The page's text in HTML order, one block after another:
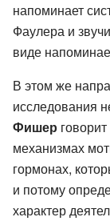
напоминает
Фаулера и
виде
В этом же
исследования
Фишер
механизмах
гормонах,
и потому
характер